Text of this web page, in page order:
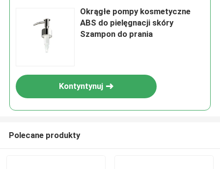
Okrągłe pompy kosmetyczne
ABS do pielęgnacji skóry
Szampon do prania
Kontyntynuj
Polecane produkty